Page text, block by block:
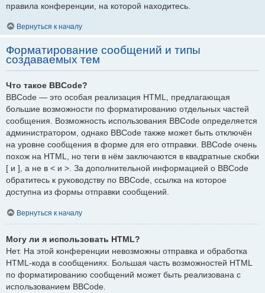
правила конференции, на которой находитесь.
Вернуться к началу
Форматирование сообщений и типы
создаваемых тем
Что такое BBCode?
BBCode — это особая реализация HTML, предлагающая
большие возможности по форматированию отдельных частей
сообщения. Возможность использования BBCode определяется
администратором, однако BBCode также может быть отключён
на уровне сообщения в форме для его отправки. BBCode очень
похож на HTML, но теги в нём заключаются в квадратные скобки
[ и ], а не в < и >. За дополнительной информацией о BBCode
обратитесь к руководству по BBCode, ссылка на которое
доступна из формы отправки сообщений.
Вернуться к началу
Могу ли я использовать HTML?
Нет. На этой конференции невозможны отправка и обработка
HTML-кода в сообщениях. Большая часть возможностей HTML
по форматированию сообщений может быть реализована с
использованием BBCode.